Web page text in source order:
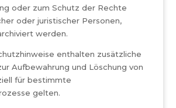
oder zum Schutz der Rechte
oder juristischer Personen,
werden.
enthalten zusätzliche
Aufbewahrung und Löschung von
für bestimmte
gelten.